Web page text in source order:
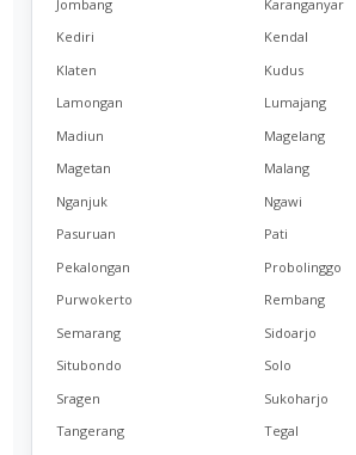
Jombang
Karanganyar
Kediri
Kendal
Klaten
Kudus
Lamongan
Lumajang
Madiun
Magelang
Magetan
Malang
Nganjuk
Ngawi
Pasuruan
Pati
Pekalongan
Probolinggo
Purwokerto
Rembang
Semarang
Sidoarjo
Situbondo
Solo
Sragen
Sukoharjo
Tangerang
Tegal